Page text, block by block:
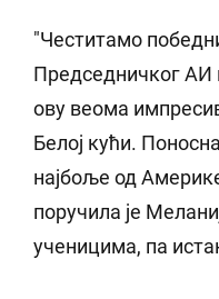
"Честитамо
Председничког АИ
ову веома
Белој кући.
најбоље од
поручила је
ученицима, па